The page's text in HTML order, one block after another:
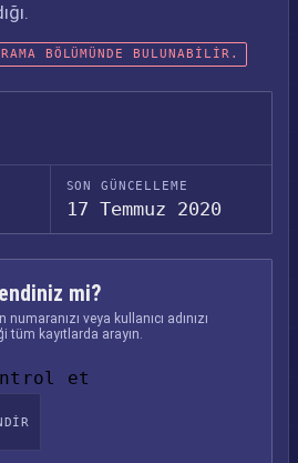
BÖLÜMÜNDE BULUNABILIR.
SON GÜNCELLEME
17 Temmuz 2020
mi?
veya kullanıcı adınızı
tüm kayıtlarda arayın.
et